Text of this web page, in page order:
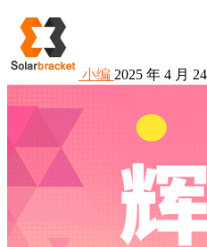
小编 2025 年 4 月